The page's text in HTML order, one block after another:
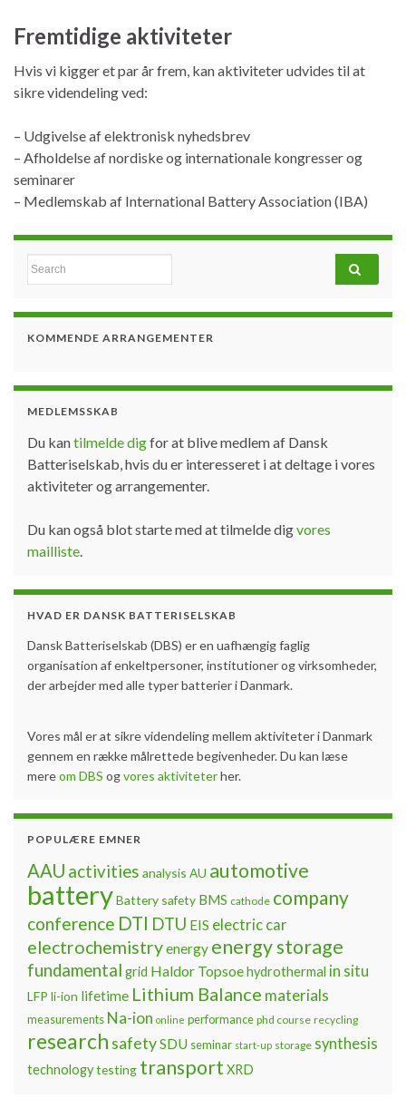
Fremtidige aktiviteter
Hvis vi kigger et par år frem, kan aktiviteter udvides til at
sikre videndeling ved:
– Udgivelse af elektronisk nyhedsbrev
– Afholdelse af nordiske og internationale kongresser og
seminarer
– Medlemskab af International Battery Association (IBA)
Search for:
KOMMENDE ARRANGEMENTER
MEDLEMSSKAB
Du kantilmelde digfor at blive medlem af Dansk
Batteriselskab, hvis du er interesseret i at deltage i vores
aktiviteter og arrangementer.
Du kan også blot starte med at tilmelde digvores
mailliste.
HVAD ER DANSK BATTERISELSKAB
Dansk Batteriselskab (DBS) er en uafhængig faglig
organisation af enkeltpersoner, institutioner og virksomheder,
der arbejder med alle typer batterier i Danmark.
Vores mål er at sikre videndeling mellem aktiviteter i Danmark
gennem en række målrettede begivenheder. Du kan læse
mereom DBS ogvores aktiviteterher.
POPULÆRE EMNER
AAU activities analysis AU automotive
batteryBattery safety BMS cathode company
conference DTI DTU EIS electric car
electrochemistryenergy energy storage
fundamental grid Haldor Topsoehydrothermal in situ
LFP li-ion lifetime Lithium Balance materials
measurements Na-ion online performance phd course recycling
research safetySDU seminar start-up storage synthesis
technologytesting transport XRD